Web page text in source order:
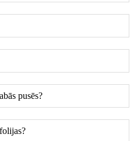
pusēs?